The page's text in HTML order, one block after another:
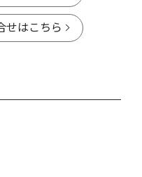
せはこちら